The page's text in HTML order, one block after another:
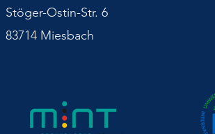
Stöger-Ostin-Str. 6
83714 Miesbach